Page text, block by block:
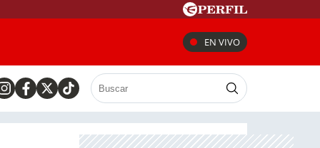
EN VIVO